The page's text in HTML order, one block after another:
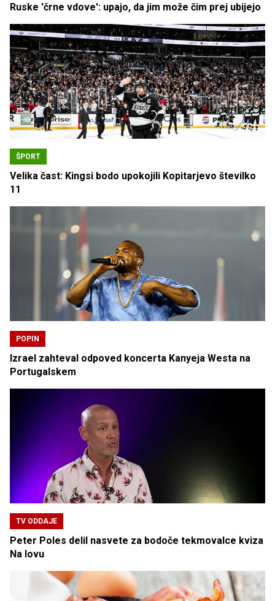
Ruske 'črne vdove': upajo, da jim može čim prej ubijejo
ŠPORT
Velika čast: Kingsi bodo upokojili Kopitarjevo številko
11
POPIN
Izrael zahteval odpoved koncerta Kanyeja Westa na
Portugalskem
TV ODDAJE
Peter Poles delil nasvete za bodoče tekmovalce kviza
Na lovu